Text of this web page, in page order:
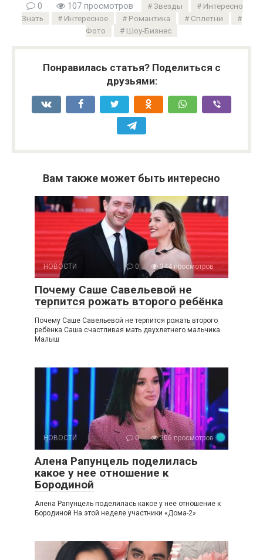
0 107 просмотров Звезды
Интересно
Знать
Интересное Романтика
Сплетни
Фото
Шоу-Бизнес
Понравилась статья? Поделиться с
друзьями:
Вам также может быть интересно
НОВОСТИ 0 344 просмотров
Почему Саше Савельевой не
терпится рожать второго ребёнка
Почему Саше Савельевой не терпится рожать второго
ребёнка Саша счастливая мать двухлетнего мальчика.
Малыш
НОВОСТИ 0 306 просмотров
Алена Рапунцель поделилась
какое у нее отношение к
Бородиной
Алена Рапунцель поделилась какое у нее отношение к
Бородиной На этой неделе участники «Дома-2»